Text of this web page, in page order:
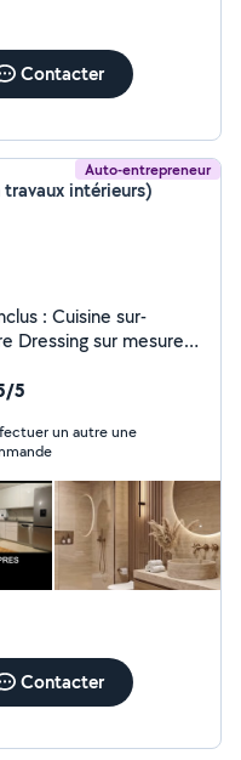
Contacter
Auto-entrepreneur
intérieurs)
: Cuisine sur-
Dressing sur mesure -
5
un autre une
Contacter